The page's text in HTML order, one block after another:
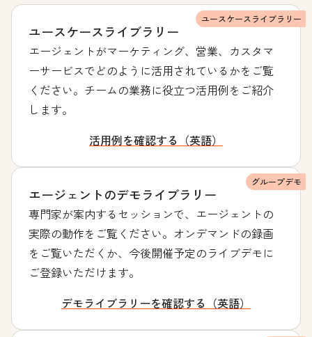
ユースケースライブラリー
ユースケースライブラリー
エージェントがマーケティング、営業、カスタマ
ーサービスでどのように活用されているかをご覧
ください。チームの業務に役立つ活用例をご紹介
します。
活用例を確認する（英語）
グループデモ
エージェントのデモライブラリー
専門家が案内するセッションで、エージェントの
実際の動作をご覧ください。オンデマンドの録画
をご覧いただくか、今後開催予定のライブデモに
ご登録いただけます。
デモライブラリーを確認する（英語）